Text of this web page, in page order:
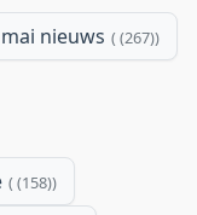
nieuws (267)
(158)